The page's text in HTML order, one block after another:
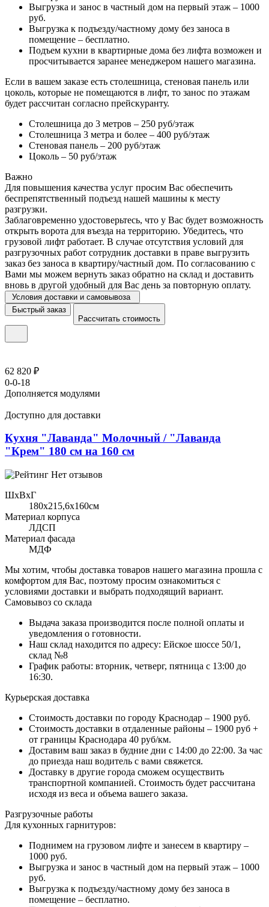
Выгрузка и занос в частный дом на первый этаж – 1000
руб.
Выгрузка к подъезду/частному дому без заноса в
помещение – бесплатно.
Подъем кухни в квартирные дома без лифта возможен и
просчитывается заранее менеджером нашего магазина.
Если в вашем заказе есть столешница, стеновая панель или
цоколь, которые не помещаются в лифт, то занос по этажам
будет рассчитан согласно прейскуранту.
Столешница до 3 метров – 250 руб/этаж
Столешница 3 метра и более – 400 руб/этаж
Стеновая панель – 200 руб/этаж
Цоколь – 50 руб/этаж
Важно
Для повышения качества услуг просим Вас обеспечить
беспрепятственный подъезд нашей машины к месту
разгрузки.
Заблаговременно удостоверьтесь, что у Вас будет возможность
открыть ворота для въезда на территорию. Убедитесь, что
грузовой лифт работает. В случае отсутствия условий для
разгрузочных работ сотрудник доставки в праве выгрузить
заказ без заноса в квартиру/частный дом. По согласованию с
Вами мы можем вернуть заказ обратно на склад и доставить
вновь в другой удобный для Вас день за повторную оплату.
Условия доставки и самовывоза
Быстрый заказ
Рассчитать стоимость
62 820 ₽
0-0-18
Дополняется модулями
Доступно для доставки
Кухня "Лаванда" Молочный / "Лаванда
"Крем" 180 см на 160 см
Нет отзывов
ШхВхГ
180x215,6х160см
Материал корпуса
ЛДСП
Материал фасада
МДФ
Мы хотим, чтобы доставка товаров нашего магазина прошла с
комфортом для Вас, поэтому просим ознакомиться с
условиями доставки и выбрать подходящий вариант.
Самовывоз со склада
Выдача заказа производится после полной оплаты и
уведомления о готовности.
Наш склад находится по адресу: Ейское шоссе 50/1,
склад №8
График работы: вторник, четверг, пятница с 13:00 до
16:30.
Курьерская доставка
Стоимость доставки по городу Краснодар – 1900 руб.
Стоимость доставки в отдаленные районы – 1900 руб +
от границы Краснодара 40 руб/км.
Доставим ваш заказ в будние дни с 14:00 до 22:00. За час
до приезда наш водитель с вами свяжется.
Доставку в другие города сможем осуществить
транспортной компанией. Стоимость будет рассчитана
исходя из веса и объема вашего заказа.
Разгрузочные работы
Для кухонных гарнитуров:
Поднимем на грузовом лифте и занесем в квартиру –
1000 руб.
Выгрузка и занос в частный дом на первый этаж – 1000
руб.
Выгрузка к подъезду/частному дому без заноса в
помещение – бесплатно.